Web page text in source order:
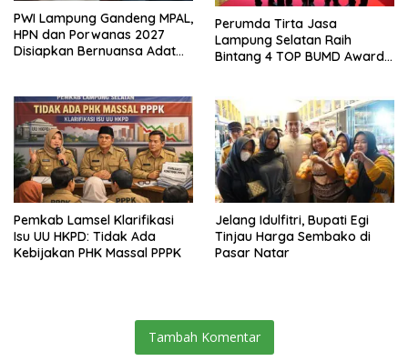
PWI Lampung Gandeng MPAL,
HPN dan Porwanas 2027
Disiapkan Bernuansa Adat
Perumda Tirta Jasa
Lampung Selatan Raih
Bintang 4 TOP BUMD Awards
Pemkab Lamsel Klarifikasi
Isu UU HKPD: Tidak Ada
Kebijakan PHK Massal PPPK
Jelang Idulfitri, Bupati Egi
Tinjau Harga Sembako di
Pasar Natar
Tambah Komentar